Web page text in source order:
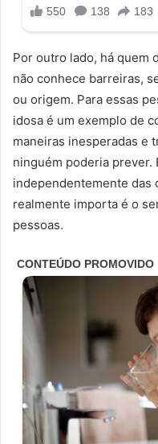
Por outro lado, há quem
não conhece barreiras,
ou origem. Para essas
idosa é um exemplo de
maneiras inesperadas e
ninguém poderia prever.
independentemente das
realmente importa é o
pessoas.